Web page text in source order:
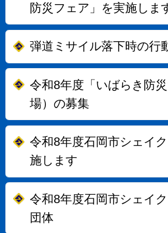
防災フェア」を実施しま
弾道ミサイル落下時の行
令和8年度「いばらき防
場）の募集
令和8年度石岡市シェイ
施します
令和8年度石岡市シェイ
団体